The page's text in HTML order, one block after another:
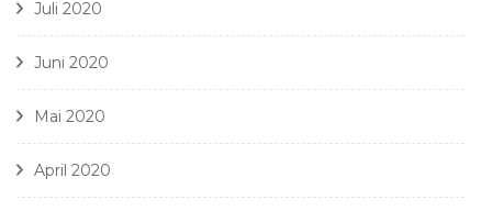
Juli 2020
Juni 2020
Mai 2020
April 2020